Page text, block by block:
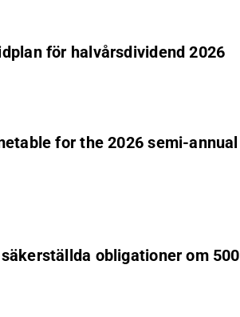
för halvårsdividend 2026
for the 2026 semi-annual
obligationer om 500